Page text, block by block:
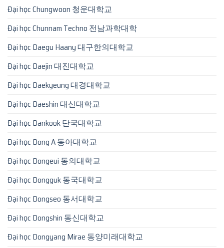
Đại học Chungwoon 청운대학교
Đại học Chunnam Techno 전남과학대학
Đại học Daegu Haany 대구한의대학교
Đại học Daejin 대진대학교
Đại học Daekyeung 대경대학교
Đại học Daeshin 대신대학교
Đại học Dankook 단국대학교
Đại học Dong A 동아대학교
Đại học Dongeui 동의대학교
Đại học Dongguk 동국대학교
Đại học Dongseo 동서대학교
Đại học Dongshin 동신대학교
Đại học Dongyang Mirae 동양미래대학교